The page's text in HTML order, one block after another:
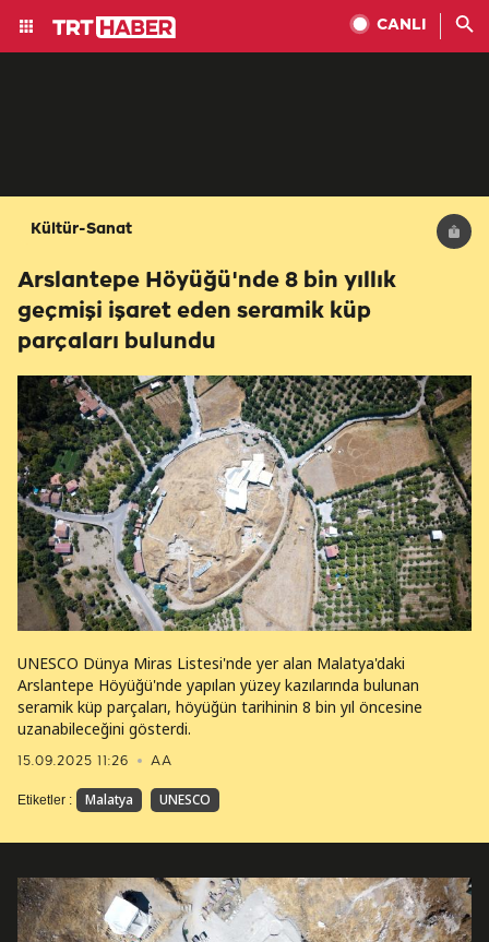
CANLI
Kültür-Sanat
Arslantepe Höyüğü'nde 8 bin yıllık
geçmişi işaret eden seramik küp
parçaları bulundu
15.09.2025 11:26 AA
UNESCO Dünya Miras Listesi'nde yer alan Malatya'daki
Arslantepe Höyüğü'nde yapılan yüzey kazılarında bulunan
seramik küp parçaları, höyüğün tarihinin 8 bin yıl öncesine
uzanabileceğini gösterdi.
Etiketler : Malatya UNESCO